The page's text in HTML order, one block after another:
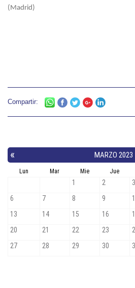
(Madrid)
Compartir: